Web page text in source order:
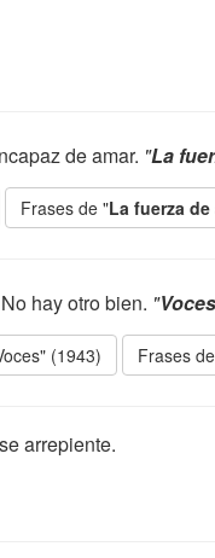
de amar. "La
Frases de "La fuerza de
hay otro bien. "Voces
(1943) Frases
arrepiente.